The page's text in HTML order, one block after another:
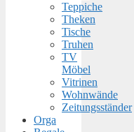
Teppiche
Theken
Tische
Truhen
TV
Möbel
Vitrinen
Wohnwände
Zeitungsständer
Orga